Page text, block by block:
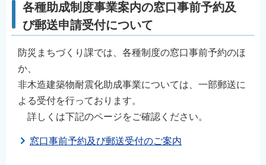
各種助成制度事業案内の窓口事前予約及
び郵送申請受付について
防災まちづくり課では、各種制度の窓口事前予約のほ
か、
非木造建築物耐震化助成事業については、一部郵送に
よる受付を行っております。
詳しくは下記のページをご確認ください。
窓口事前予約及び郵送受付のご案内